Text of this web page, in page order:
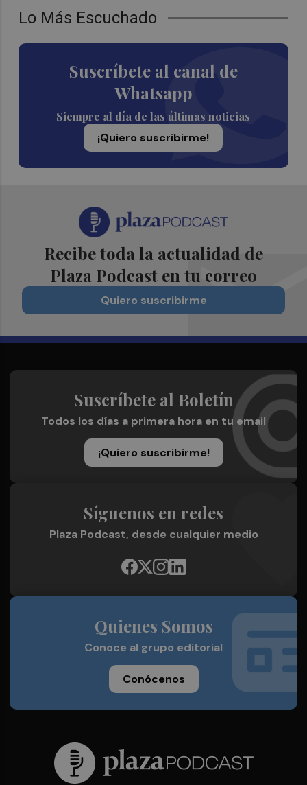
Lo Más Escuchado
Suscríbete al canal de
Whatsapp
Siempre al día de las últimas noticias
¡Quiero suscribirme!
Recibe toda la actualidad de
Plaza Podcast en tu correo
Quiero suscribirme
Suscríbete al Boletín
Todos los días a primera hora en tu email
¡Quiero suscribirme!
Síguenos en redes
Plaza Podcast, desde cualquier medio
Quienes Somos
Conoce al grupo editorial
Conócenos